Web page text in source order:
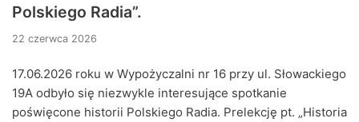
Polskiego Radia”.
22 czerwca 2026
17.06.2026 roku w Wypożyczalni nr 16 przy ul. Słowackiego
19A odbyło się niezwykle interesujące spotkanie
poświęcone historii Polskiego Radia. Prelekcję pt. „Historia